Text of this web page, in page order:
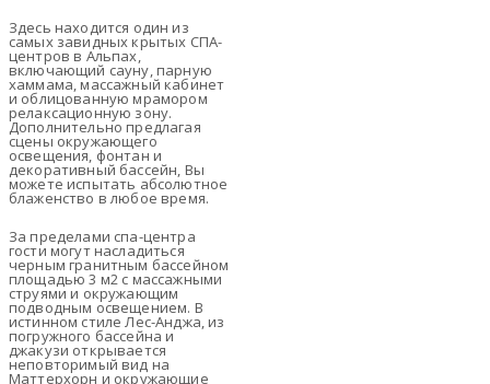
Здесь находится один из
самых завидных крытых СПА-
центров в Альпах,
включающий сауну, парную
хаммама, массажный кабинет
и облицованную мрамором
релаксационную зону.
Дополнительно предлагая
сцены окружающего
освещения, фонтан и
декоративный бассейн, Вы
можете испытать абсолютное
блаженство в любое время.
За пределами спа-центра
гости могут насладиться
черным гранитным бассейном
площадью 3 м2 с массажными
струями и окружающим
подводным освещением. В
истинном стиле Лес-Анджа, из
погружного бассейна и
джакузи открывается
неповторимый вид на
Маттерхорн и окружающие